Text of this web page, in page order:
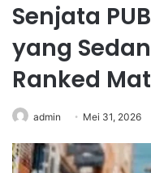
Senjata
yang
Ranked
admin Mei 31, 2026